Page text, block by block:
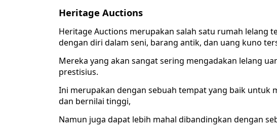
Heritage Auctions
Heritage Auctions merupakan salah satu rumah lelang
dengan diri dalam seni, barang antik, dan uang kuno
Mereka yang akan sangat sering mengadakan lelang
prestisius.
Ini merupakan dengan sebuah tempat yang baik untuk
dan bernilai tinggi,
Namun juga dapat lebih mahal dibandingkan dengan